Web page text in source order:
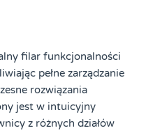
filar funkcjonalności
pełne zarządzanie
rozwiązania
jest w intuicyjny
z różnych działów